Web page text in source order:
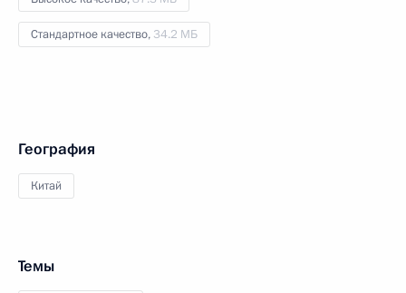
Стандартное качество, 34.2 МБ
География
Китай
Темы